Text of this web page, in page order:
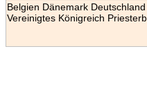
Belgien Dänemark Deutschland
Vereinigtes Königreich